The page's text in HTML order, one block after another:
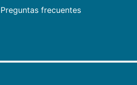
Preguntas frecuentes